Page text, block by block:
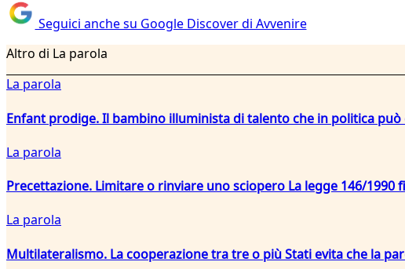
Seguici anche su Google Discover di Avvenire
Altro di La parola
La parola
Enfant prodige. Il bambino illuminista di talento che in politica
La parola
Precettazione. Limitare o rinviare uno sciopero La legge 146/1990
La parola
Multilateralismo. La cooperazione tra tre o più Stati evita che la